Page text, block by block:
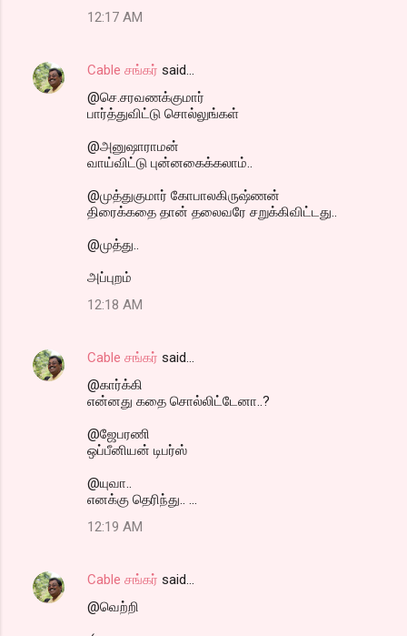
12:17 AM
Cable சங்கர் said…
@செ.சரவணக்குமார்
பார்த்துவிட்டு சொல்லுங்கள்
@அனுஷாராமன்
வாய்விட்டு புன்னகைக்கலாம்..
@முத்துகுமார் கோபாலகிருஷ்ணன்
திரைக்கதை தான் தலைவரே சறுக்கிவிட்டது..
@முத்து..
அப்புறம்
12:18 AM
Cable சங்கர் said…
@கார்க்கி
என்னது கதை சொல்லிட்டேனா..?
@ஜேபரணி
ஒப்பீனியன் டிபர்ஸ்
@யுவா..
எனக்கு தெரிந்து.. ...
12:19 AM
Cable சங்கர் said…
@வெற்றி